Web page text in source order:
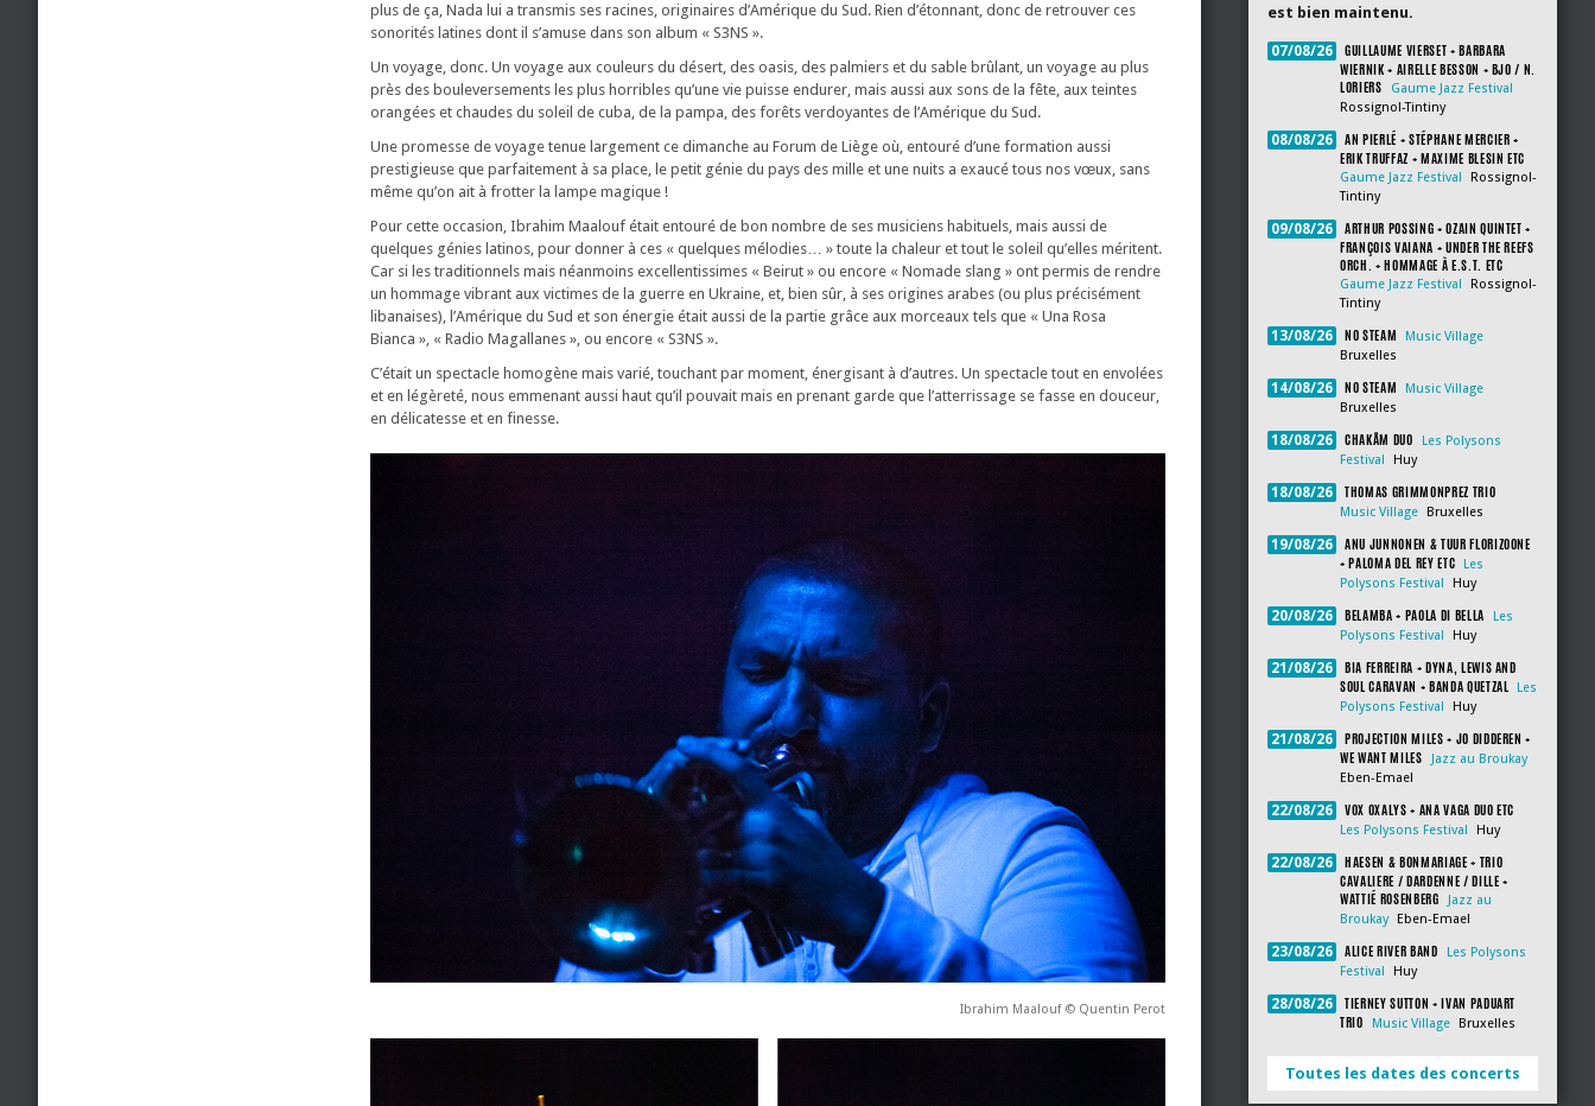
plus de ça, Nada lui a transmis ses racines, originaires d’Amérique du Sud. Rien d’étonnant, donc de retrouver ces
sonorités latines dont il s’amuse dans son album « S3NS ».
Un voyage, donc. Un voyage aux couleurs du désert, des oasis, des palmiers et du sable brûlant, un voyage au plus
près des bouleversements les plus horribles qu’une vie puisse endurer, mais aussi aux sons de la fête, aux teintes
orangées et chaudes du soleil de cuba, de la pampa, des forêts verdoyantes de l’Amérique du Sud.
Une promesse de voyage tenue largement ce dimanche au Forum de Liège où, entouré d’une formation aussi
prestigieuse que parfaitement à sa place, le petit génie du pays des mille et une nuits a exaucé tous nos vœux, sans
même qu’on ait à frotter la lampe magique !
Pour cette occasion, Ibrahim Maalouf était entouré de bon nombre de ses musiciens habituels, mais aussi de
quelques génies latinos, pour donner à ces « quelques mélodies… » toute la chaleur et tout le soleil qu’elles méritent.
Car si les traditionnels mais néanmoins excellentissimes « Beirut » ou encore « Nomade slang » ont permis de rendre
un hommage vibrant aux victimes de la guerre en Ukraine, et, bien sûr, à ses origines arabes (ou plus précisément
libanaises), l’Amérique du Sud et son énergie était aussi de la partie grâce aux morceaux tels que « Una Rosa
Bianca », « Radio Magallanes », ou encore « S3NS ».
C’était un spectacle homogène mais varié, touchant par moment, énergisant à d’autres. Un spectacle tout en envolées
et en légèreté, nous emmenant aussi haut qu’il pouvait mais en prenant garde que l’atterrissage se fasse en douceur,
en délicatesse et en finesse.
Ibrahim Maalouf © Quentin Perot
est bien maintenu.
07/08/26
GUILLAUME VIERSET + BARBARA
WIERNIK + AIRELLE BESSON + BJO / N.
LORIERS
Gaume Jazz Festival
Rossignol-Tintiny
08/08/26
AN PIERLÉ + STÉPHANE MERCIER +
ERIK TRUFFAZ + MAXIME BLESIN ETC
Gaume Jazz Festival
Rossignol-
Tintiny
09/08/26
ARTHUR POSSING + OZAIN QUINTET +
FRANÇOIS VAIANA + UNDER THE REEFS
ORCH. + HOMMAGE À E.S.T. ETC
Gaume Jazz Festival
Rossignol-
Tintiny
13/08/26 NO STEAM
Music Village
Bruxelles
14/08/26 NO STEAM
Music Village
Bruxelles
18/08/26 CHAKÂM DUO
Les Polysons
Festival
Huy
18/08/26 THOMAS GRIMMONPREZ TRIO
Music Village Bruxelles
19/08/26
ANU JUNNONEN & TUUR FLORIZOONE
+ PALOMA DEL REY ETC
Les
Polysons Festival
Huy
20/08/26 BELAMBA + PAOLA DI BELLA
Les
Polysons Festival
Huy
21/08/26
BIA FERREIRA + DYNA, LEWIS AND
SOUL CARAVAN + BANDA QUETZAL
Les
Polysons Festival
Huy
21/08/26
PROJECTION MILES + JO DIDDEREN +
WE WANT MILES
Jazz au Broukay
Eben-Emael
22/08/26 VOX OXALYS + ANA VAGA DUO ETC
Les Polysons Festival Huy
22/08/26
HAESEN & BONMARIAGE + TRIO
CAVALIERE / DARDENNE / DILLE +
WATTIÉ ROSENBERG
Jazz au
Broukay
Eben-Emael
23/08/26 ALICE RIVER BAND
Les Polysons
Festival
Huy
28/08/26
TIERNEY SUTTON + IVAN PADUART
TRIO
Music Village Bruxelles
Toutes les dates des concerts